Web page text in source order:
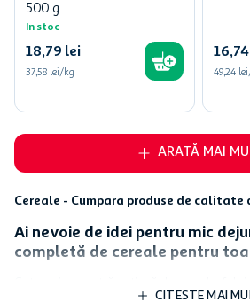
500 g
In stoc
18,79 lei
37,58 lei/kg
16,74
49,24
ARATĂ MAI
Cereale - Cumpara produse de calitate
Ai nevoie de idei pentru mic
completă de cereale pentru
cuprinde o gamă variată de produse ce
CITESTE MAI